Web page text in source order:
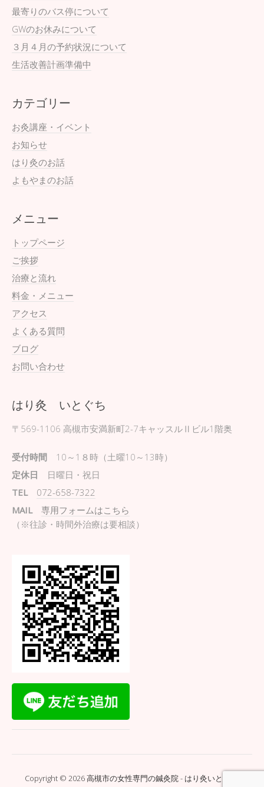
最寄りのバス停について
GWのお休みについて
３月４月の予約状況について
生活改善計画準備中
カテゴリー
お灸講座・イベント
お知らせ
はり灸のお話
よもやまのお話
メニュー
トップページ
ご挨拶
治療と流れ
料金・メニュー
アクセス
よくある質問
ブログ
お問い合わせ
はり灸 いとぐち
〒569-1106 高槻市安満新町2-7キャッスルⅡビル1階奥
受付時間 10～1８時（土曜10～13時）
定休日 日曜日・祝日
TEL
072-658-7322
MAIL
専用フォームはこちら
（※往診・時間外治療は要相談）
Copyright © 2026 高槻市の女性専門の鍼灸院 - はり灸いとぐち.